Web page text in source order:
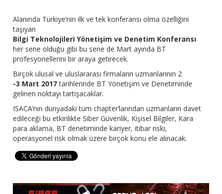
Alanında Türkiye’nin ilk ve tek konferansı olma özelliğini
taşıyan
Bilgi Teknolojileri Yönetişim ve Denetim Konferansı
her sene olduğu gibi bu sene de Mart ayında BT
profesyonellerini bir araya getirecek.
Birçok ulusal ve uluslararası firmaların uzmanlarının 2
-3 Mart 2017tarihlerinde BT Yönetişim ve Denetiminde
gelinen noktayı tartışacaklar.
ISACA’nın dünyadaki tüm chapter’larından uzmanların davet
edileceği bu etkinlikte Siber Güvenlik, Kişisel Bilgiler, Kara
para aklama, BT denetiminde kariyer, itibar riski,
operasyonel risk olmak üzere birçok konu ele alınacak.